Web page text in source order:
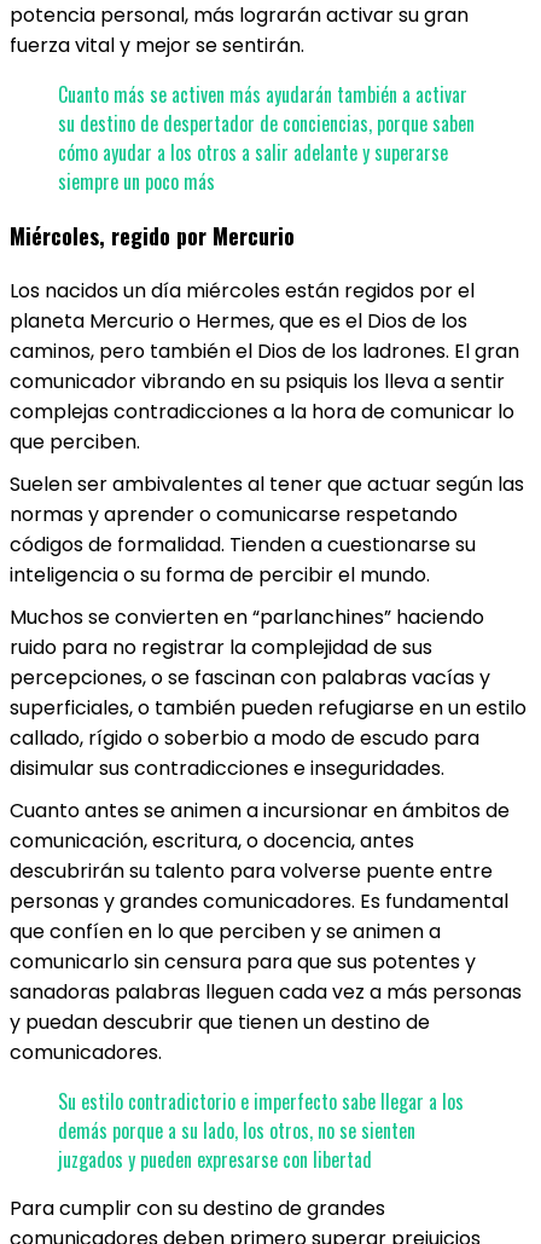
potencia personal, más lograrán activar su gran
fuerza vital y mejor se sentirán.
Cuanto más se activen más ayudarán también a activar
su destino de despertador de conciencias, porque saben
cómo ayudar a los otros a salir adelante y superarse
siempre un poco más
Miércoles, regido por Mercurio
Los nacidos un día miércoles están regidos por el
planeta Mercurio o Hermes, que es el Dios de los
caminos, pero también el Dios de los ladrones. El gran
comunicador vibrando en su psiquis los lleva a sentir
complejas contradicciones a la hora de comunicar lo
que perciben.
Suelen ser ambivalentes al tener que actuar según las
normas y aprender o comunicarse respetando
códigos de formalidad. Tienden a cuestionarse su
inteligencia o su forma de percibir el mundo.
Muchos se convierten en “parlanchines” haciendo
ruido para no registrar la complejidad de sus
percepciones, o se fascinan con palabras vacías y
superficiales, o también pueden refugiarse en un estilo
callado, rígido o soberbio a modo de escudo para
disimular sus contradicciones e inseguridades.
Cuanto antes se animen a incursionar en ámbitos de
comunicación, escritura, o docencia, antes
descubrirán su talento para volverse puente entre
personas y grandes comunicadores. Es fundamental
que confíen en lo que perciben y se animen a
comunicarlo sin censura para que sus potentes y
sanadoras palabras lleguen cada vez a más personas
y puedan descubrir que tienen un destino de
comunicadores.
Su estilo contradictorio e imperfecto sabe llegar a los
demás porque a su lado, los otros, no se sienten
juzgados y pueden expresarse con libertad
Para cumplir con su destino de grandes